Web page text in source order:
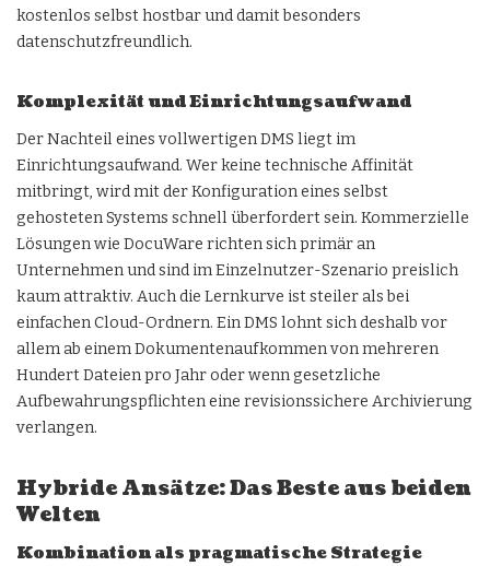
kostenlos selbst hostbar und damit besonders
datenschutzfreundlich.
Komplexität und Einrichtungsaufwand
Der Nachteil eines vollwertigen DMS liegt im
Einrichtungsaufwand. Wer keine technische Affinität
mitbringt, wird mit der Konfiguration eines selbst
gehosteten Systems schnell überfordert sein. Kommerzielle
Lösungen wie DocuWare richten sich primär an
Unternehmen und sind im Einzelnutzer-Szenario preislich
kaum attraktiv. Auch die Lernkurve ist steiler als bei
einfachen Cloud-Ordnern. Ein DMS lohnt sich deshalb vor
allem ab einem Dokumentenaufkommen von mehreren
Hundert Dateien pro Jahr oder wenn gesetzliche
Aufbewahrungspflichten eine revisionssichere Archivierung
verlangen.
Hybride Ansätze: Das Beste aus beiden
Welten
Kombination als pragmatische Strategie